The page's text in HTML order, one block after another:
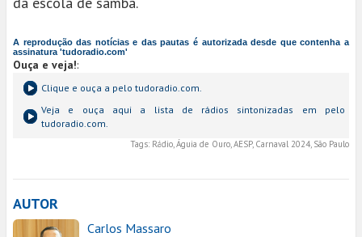
A reprodução das notícias e das pautas é autorizada desde que contenha a
assinatura 'tudoradio.com'
Ouça e veja!:
Clique e ouça a pelo tudoradio.com.
Veja e ouça aqui a lista de rádios sintonizadas em pelo
tudoradio.com.
Tags: Rádio, Águia de Ouro, AESP, Carnaval 2024, São Paulo
AUTOR
Carlos Massaro